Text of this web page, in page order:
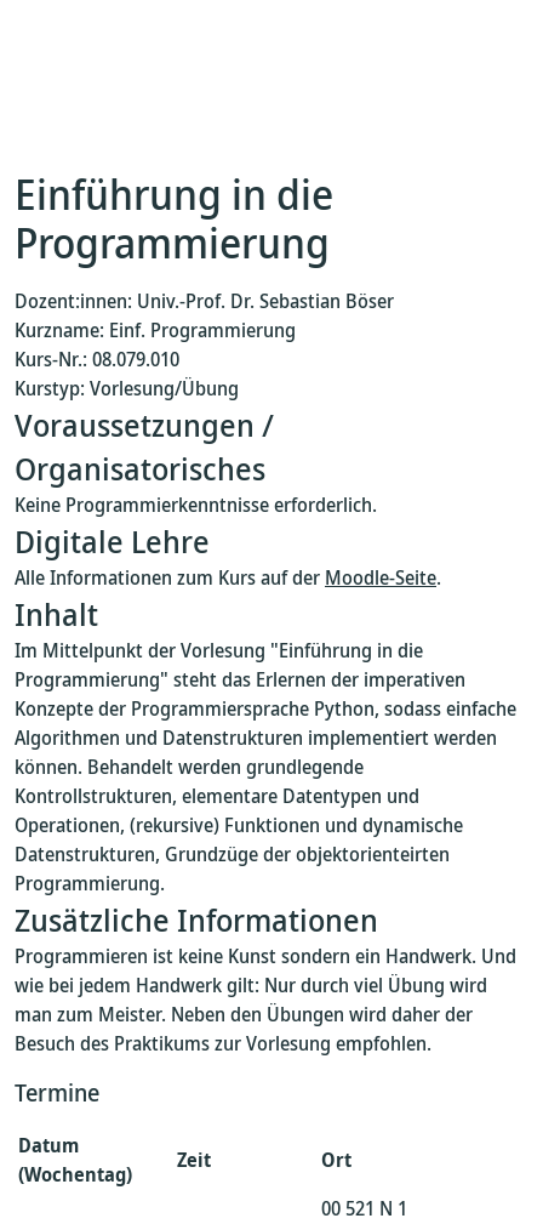
Einführung in die
Programmierung
Dozent:innen: Univ.-Prof. Dr. Sebastian Böser
Kurzname: Einf. Programmierung
Kurs-Nr.: 08.079.010
Kurstyp: Vorlesung/Übung
Voraussetzungen /
Organisatorisches
Keine Programmierkenntnisse erforderlich.
Digitale Lehre
Alle Informationen zum Kurs auf der Moodle-Seite.
Inhalt
Im Mittelpunkt der Vorlesung "Einführung in die
Programmierung" steht das Erlernen der imperativen
Konzepte der Programmiersprache Python, sodass einfache
Algorithmen und Datenstrukturen implementiert werden
können. Behandelt werden grundlegende
Kontrollstrukturen, elementare Datentypen und
Operationen, (rekursive) Funktionen und dynamische
Datenstrukturen, Grundzüge der objektorienteirten
Programmierung.
Zusätzliche Informationen
Programmieren ist keine Kunst sondern ein Handwerk. Und
wie bei jedem Handwerk gilt: Nur durch viel Übung wird
man zum Meister. Neben den Übungen wird daher der
Besuch des Praktikums zur Vorlesung empfohlen.
Termine
Datum
(Wochentag)
Zeit Ort
00 521 N 1